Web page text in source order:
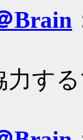
Brain
力す